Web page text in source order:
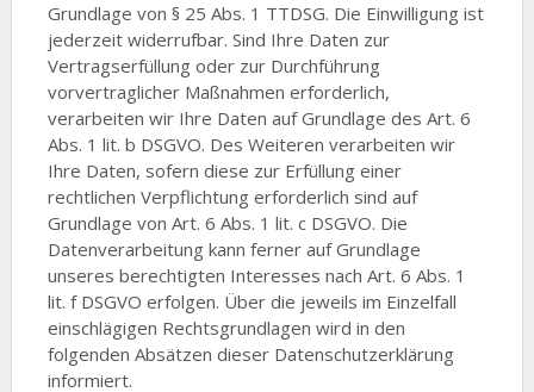
Grundlage von § 25 Abs. 1 TTDSG. Die Einwilligung ist
jederzeit widerrufbar. Sind Ihre Daten zur
Vertragserfüllung oder zur Durchführung
vorvertraglicher Maßnahmen erforderlich,
verarbeiten wir Ihre Daten auf Grundlage des Art. 6
Abs. 1 lit. b DSGVO. Des Weiteren verarbeiten wir
Ihre Daten, sofern diese zur Erfüllung einer
rechtlichen Verpflichtung erforderlich sind auf
Grundlage von Art. 6 Abs. 1 lit. c DSGVO. Die
Datenverarbeitung kann ferner auf Grundlage
unseres berechtigten Interesses nach Art. 6 Abs. 1
lit. f DSGVO erfolgen. Über die jeweils im Einzelfall
einschlägigen Rechtsgrundlagen wird in den
folgenden Absätzen dieser Datenschutzerklärung
informiert.